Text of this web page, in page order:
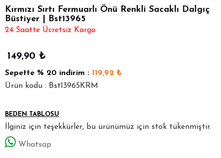
Kırmızı Sırtı Fermuarlı Önü Renkli Sacaklı Dalgıç
Büstiyer | Bst13965
24 Saatte Ücretsiz Kargo
149,90 ₺
Sepette % 20 indirim : 119,92 ₺
Ürün kodu : Bst13965KRM
BEDEN TABLOSU
İlginiz için teşekkürler, bu ürünümüz için stok tükenmiştir.
Whatsap